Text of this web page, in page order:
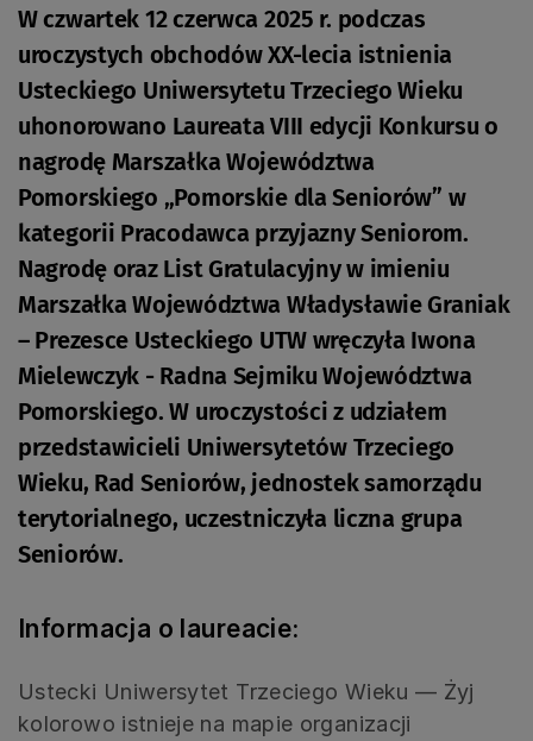
W czwartek 12 czerwca 2025 r. podczas
uroczystych obchodów XX-lecia istnienia
Usteckiego Uniwersytetu Trzeciego Wieku
uhonorowano Laureata VIII edycji Konkursu o
nagrodę Marszałka Województwa
Pomorskiego „Pomorskie dla Seniorów” w
kategorii Pracodawca przyjazny Seniorom.
Nagrodę oraz List Gratulacyjny w imieniu
Marszałka Województwa Władysławie Graniak
– Prezesce Usteckiego UTW wręczyła Iwona
Mielewczyk - Radna Sejmiku Województwa
Pomorskiego. W uroczystości z udziałem
przedstawicieli Uniwersytetów Trzeciego
Wieku, Rad Seniorów, jednostek samorządu
terytorialnego, uczestniczyła liczna grupa
Seniorów.
Informacja o laureacie:
Ustecki Uniwersytet Trzeciego Wieku — Żyj
kolorowo istnieje na mapie organizacji